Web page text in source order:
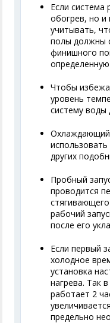
Если система
обогрев, но
учитывать,
полы должны
финишного
определенную
Чтобы
уровень
систему
Охлаждающий
других
Пробный
проводится
рабочий
после его
Если первый
холодное
установка
нагрева. Так
работает 2
предельно